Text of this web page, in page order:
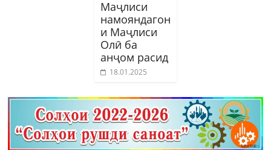
Маҷлиси
намояндагон
и Маҷлиси
Олӣ ба
анҷом расид
18.01.2025